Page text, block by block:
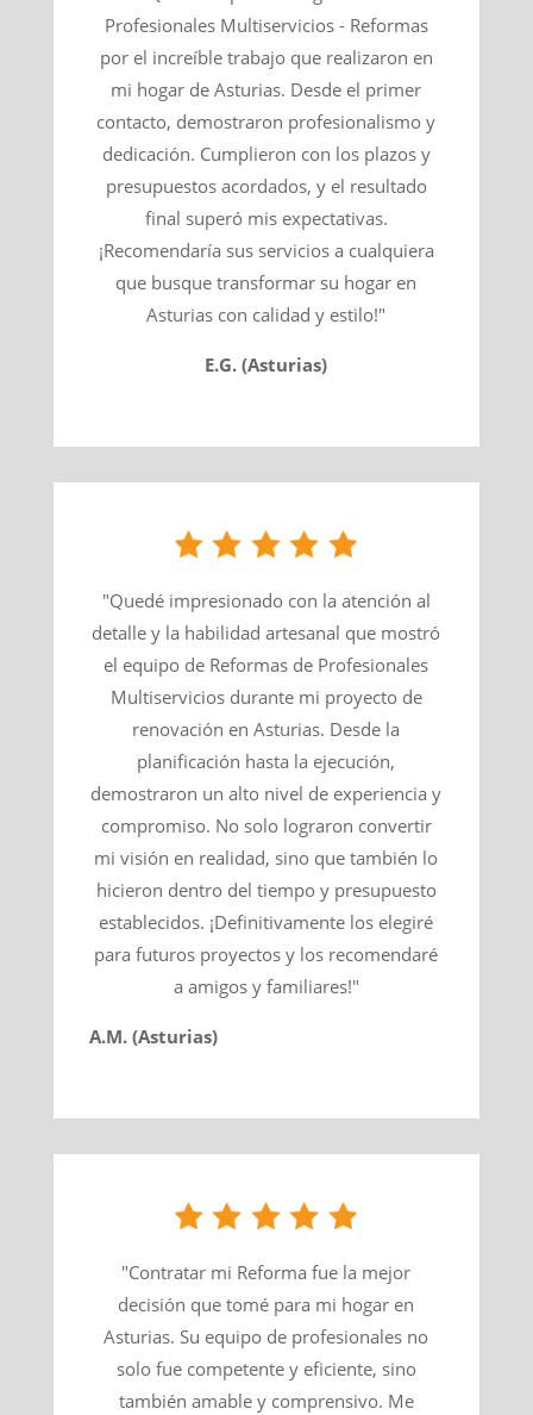
Profesionales Multiservicios - Reformas
por el increíble trabajo que realizaron en
mi hogar de Asturias. Desde el primer
contacto, demostraron profesionalismo y
dedicación. Cumplieron con los plazos y
presupuestos acordados, y el resultado
final superó mis expectativas.
¡Recomendaría sus servicios a cualquiera
que busque transformar su hogar en
Asturias con calidad y estilo!"
E.G. (Asturias)
"Quedé impresionado con la atención al
detalle y la habilidad artesanal que mostró
el equipo de Reformas de Profesionales
Multiservicios durante mi proyecto de
renovación en Asturias. Desde la
planificación hasta la ejecución,
demostraron un alto nivel de experiencia y
compromiso. No solo lograron convertir
mi visión en realidad, sino que también lo
hicieron dentro del tiempo y presupuesto
establecidos. ¡Definitivamente los elegiré
para futuros proyectos y los recomendaré
a amigos y familiares!"
A.M. (Asturias)
"Contratar mi Reforma fue la mejor
decisión que tomé para mi hogar en
Asturias. Su equipo de profesionales no
solo fue competente y eficiente, sino
también amable y comprensivo. Me